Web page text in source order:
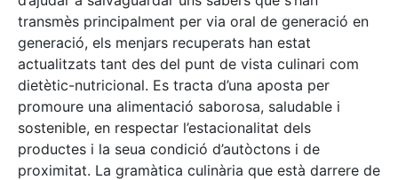
transmès principalment per via oral de generació en
generació, els menjars recuperats han estat
actualitzats tant des del punt de vista culinari com
dietètic-nutricional. Es tracta d’una aposta per
promoure una alimentació saborosa, saludable i
sostenible, en respectar l’estacionalitat dels
productes i la seua condició d’autòctons i de
proximitat. La gramàtica culinària que està darrere de